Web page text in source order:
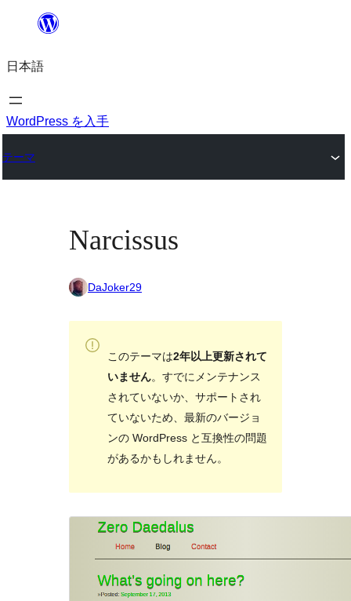
を
ス
キ
プ
日本語
WordPress を入手
テーマ
Narcissus
DaJoker29
このテーマは2年以上更新されて
いません。すでにメンテナンス
されていないか、サポートされ
ていないため、最新のバージョ
ンの WordPress と互換性の問題
があるかもしれません。